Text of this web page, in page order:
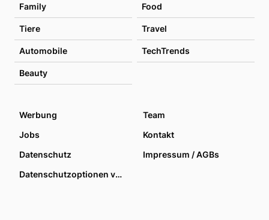
Family Food
Tiere Travel
Automobile TechTrends
Beauty
Werbung
Team
Jobs
Kontakt
Datenschutz
Impressum / AGBs
Datenschutzoptionen verwalten